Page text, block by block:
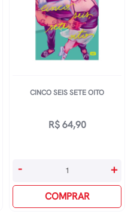
CINCO SEIS SETE OITO
R$64,90
Cinco
Oito
- +
COMPRAR